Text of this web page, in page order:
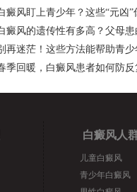
癜风盯上青少年？这些“元凶”
癜风的遗传性有多高？父母
再迷茫！这些方法能帮助青
季回暖，白癜风患者如何防反
白癜风人
儿童白癜风
青少年白癜风